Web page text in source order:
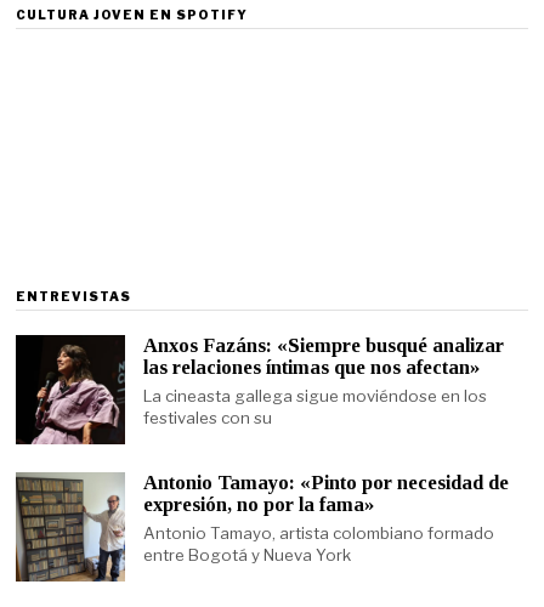
CULTURA JOVEN EN SPOTIFY
ENTREVISTAS
Anxos Fazáns: «Siempre busqué analizar
las relaciones íntimas que nos afectan»
La cineasta gallega sigue moviéndose en los
festivales con su
Antonio Tamayo: «Pinto por necesidad de
expresión, no por la fama»
Antonio Tamayo, artista colombiano formado
entre Bogotá y Nueva York